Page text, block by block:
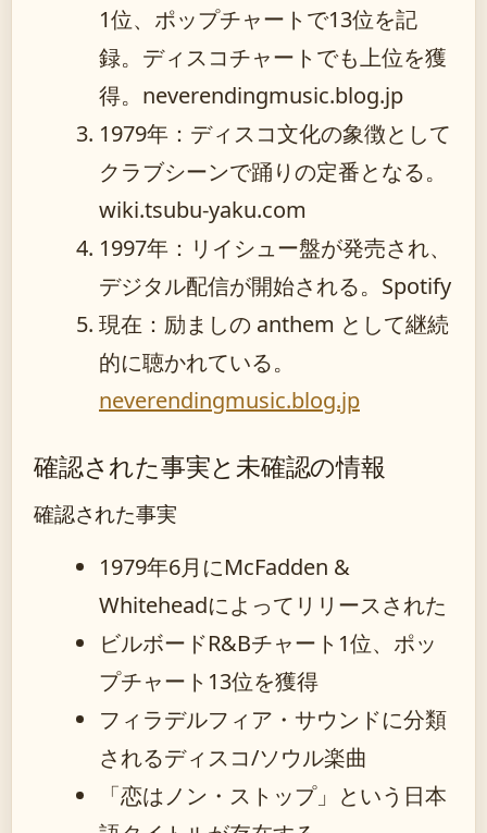
1位、ポップチャートで13位を記
録。ディスコチャートでも上位を獲
得。neverendingmusic.blog.jp
1979年 ：ディスコ文化の象徴として
クラブシーンで踊りの定番となる。
wiki.tsubu-yaku.com
1997年 ：リイシュー盤が発売され、
デジタル配信が開始される。Spotify
現在 ：励ましの anthem として継続
的に聴かれている。
neverendingmusic.blog.jp
確認された事実と未確認の情報
確認された事実
1979年6月にMcFadden &
Whiteheadによってリリースされた
ビルボードR&Bチャート1位、ポッ
プチャート13位を獲得
フィラデルフィア・サウンドに分類
されるディスコ/ソウル楽曲
「恋はノン・ストップ」という日本